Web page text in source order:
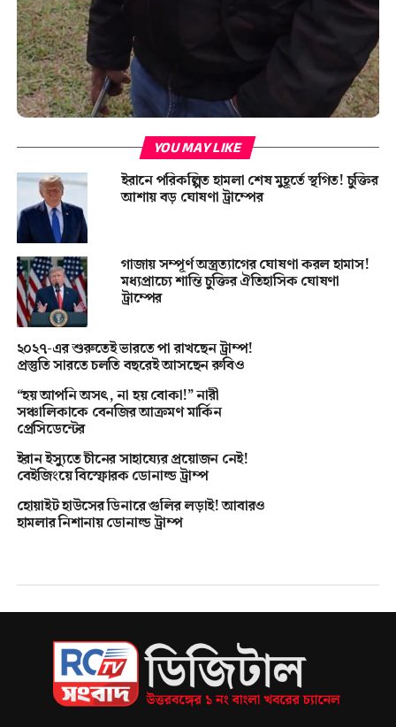
YOU MAY LIKE
ইরানে পরিকল্পিত হামলা শেষ মুহূর্তে স্থগিত! চুক্তির
আশায় বড় ঘোষণা ট্রাম্পের
গাজায় সম্পূর্ণ অস্ত্রত্যাগের ঘোষণা করল হামাস!
মধ্যপ্রাচ্যে শান্তি চুক্তির ঐতিহাসিক ঘোষণা
ট্রাম্পের
২০২৭-এর শুরুতেই ভারতে পা রাখছেন ট্রাম্প!
প্রস্তুতি সারতে চলতি বছরেই আসছেন রুবিও
“হয় আপনি অসৎ, না হয় বোকা!” নারী
সঞ্চালিকাকে বেনজির আক্রমণ মার্কিন
প্রেসিডেন্টের
ইরান ইস্যুতে চীনের সাহায্যের প্রয়োজন নেই!
বেইজিংয়ে বিস্ফোরক ডোনাল্ড ট্রাম্প
হোয়াইট হাউসের ডিনারে গুলির লড়াই! আবারও
হামলার নিশানায় ডোনাল্ড ট্রাম্প